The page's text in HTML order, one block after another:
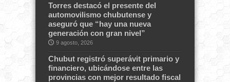
Torres destacó el presente del
automovilismo chubutense y
aseguró que “hay una nueva
generación con gran nivel”
9 agosto, 2026
Chubut registró superávit primario y
financiero, ubicándose entre las
provincias con mejor resultado fiscal